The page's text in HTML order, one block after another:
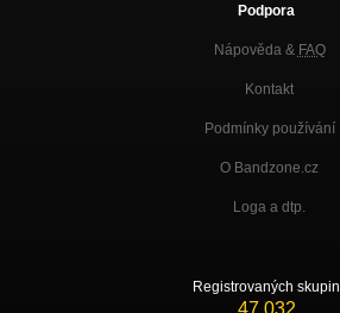
Podpora
Nápověda & FAQ
Kontakt
Podmínky používání
O Bandzone.cz
Loga a dtp.
Registrovaných skupin
47 032